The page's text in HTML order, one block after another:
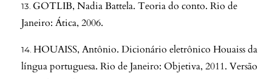
GOTLIB, Nadia Battela. Teoria do conto. Rio de
Janeiro: Ática, 2006.
HOUAISS, Antônio. Dicionário eletrônico Houaiss da
língua portuguesa. Rio de Janeiro: Objetiva, 2011. Versão